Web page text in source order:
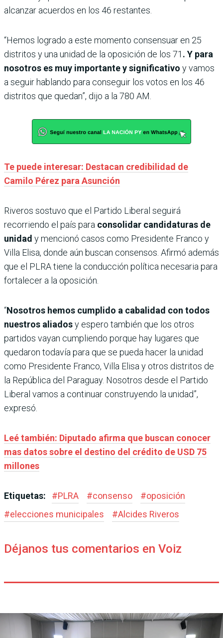
alcanzar acuerdos en los 46 restantes.
“Hemos logrado a este momento consensuar en 25
distritos y una unidad de la oposición de los 71 . Y para
nosotros es muy importante y significativo y vamos
a seguir hablando para conseguir los votos en los 46
distritos que quedan”, dijo a la 780 AM.
Te puede interesar: Destacan credibilidad de
Camilo Pérez para Asunción
Riveros sostuvo que el Partido Liberal seguirá
recorriendo el país para consolidar candidaturas de
unidad y mencionó casos como Presidente Franco y
Villa Elisa, donde aún buscan consensos. Afirmó además
que el PLRA tiene la conducción política necesaria para
fortalecer a la oposición.
“Nosotros hemos cumplido a cabalidad con todos
nuestros aliadosy espero también que los otros
partidos vayan cumpliendo porque hay lugares que
quedaron todavía para que se pueda hacer la unidad
como Presidente Franco, Villa Elisa y otros distritos de
la República del Paraguay. Nosotros desde el Partido
Liberal vamos a continuar construyendo la unidad”,
expresó.
Leé también: Diputado afirma que buscan conocer
mas datos sobre el destino del crédito de USD 75
millones
Etiquetas: #PLRA #consenso #oposición
#elecciones municipales #Alcides Riveros
Déjanos tus comentarios en Voiz